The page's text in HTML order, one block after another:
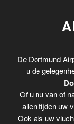
De Dortmund
u de
Of u nu van of
allen tijden uw
Ook als uw